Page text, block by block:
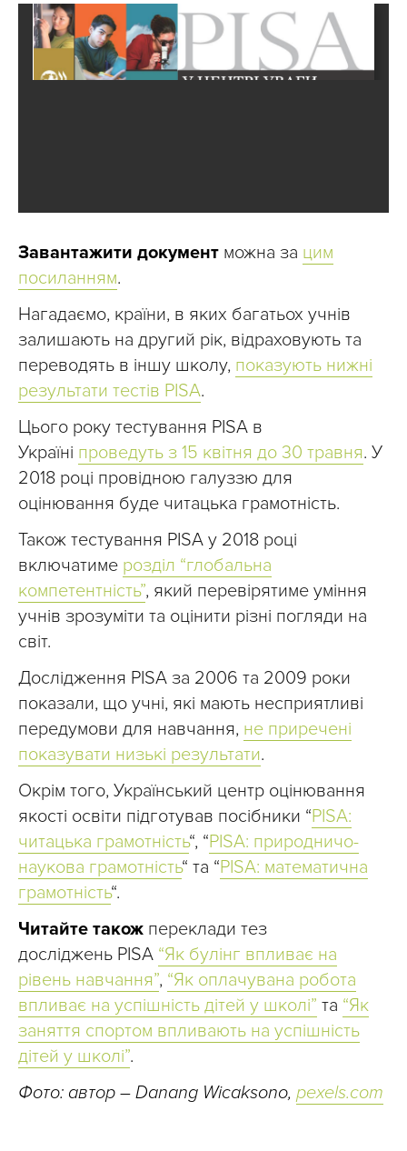
Завантажити документ можна за цим
посиланням.
Нагадаємо, країни, в яких багатьох учнів
залишають на другий рік, відраховують та
переводять в іншу школу, показують нижні
результати тестів PISA.
Цього року тестування PISA в
Україні проведуть з 15 квітня до 30 травня. У
2018 році провідною галуззю для
оцінювання буде читацька грамотність.
Також тестування PISA у 2018 році
включатиме розділ “глобальна
компетентність”, який перевірятиме уміння
учнів зрозуміти та оцінити різні погляди на
світ.
Дослідження PISA за 2006 та 2009 роки
показали, що учні, які мають несприятливі
передумови для навчання, не приречені
показувати низькі результати.
Окрім того, Український центр оцінювання
якості освіти підготував посібники “PISA:
читацька грамотність“, “PISA: природничо-
наукова грамотність“ та “PISA: математична
грамотність“.
Читайте також переклади тез
досліджень PISA “Як булінг впливає на
рівень навчання”, “Як оплачувана робота
впливає на успішність дітей у школі” та “Як
заняття спортом впливають на успішність
дітей у школі”.
Фото: автор – Danang Wicaksono, pexels.com